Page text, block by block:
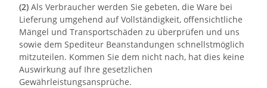
(2) Als Verbraucher werden Sie gebeten, die Ware bei
Lieferung umgehend auf Vollständigkeit, offensichtliche
Mängel und Transportschäden zu überprüfen und uns
sowie dem Spediteur Beanstandungen schnellstmöglich
mitzuteilen. Kommen Sie dem nicht nach, hat dies keine
Auswirkung auf Ihre gesetzlichen
Gewährleistungsansprüche.